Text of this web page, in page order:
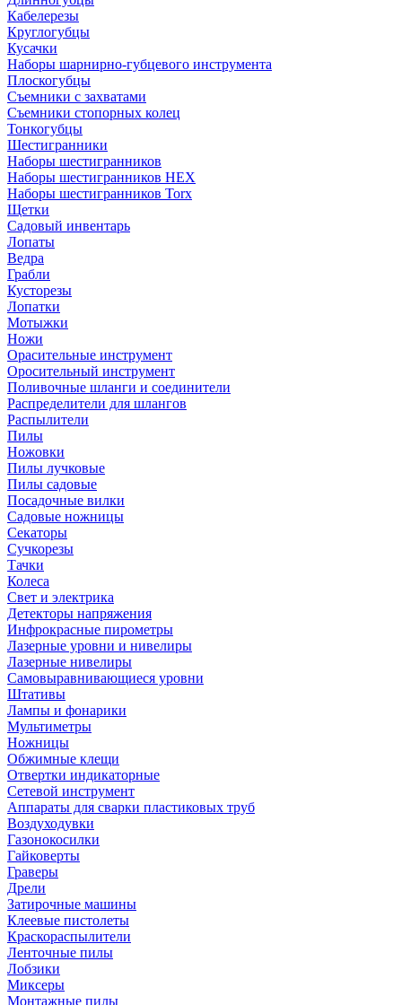
Кабелерезы
Круглогубцы
Кусачки
Наборы шарнирно-губцевого инструмента
Плоскогубцы
Съемники с захватами
Съемники стопорных колец
Тонкогубцы
Шестигранники
Наборы шестигранников
Наборы шестигранников HEX
Наборы шестигранников Torx
Щетки
Садовый инвентарь
Лопаты
Ведра
Грабли
Кусторезы
Лопатки
Мотыжки
Ножи
Орасительные инструмент
Оросительный инструмент
Поливочные шланги и соединители
Распределители для шлангов
Распылители
Пилы
Ножовки
Пилы лучковые
Пилы садовые
Посадочные вилки
Садовые ножницы
Секаторы
Сучкорезы
Тачки
Колеса
Свет и электрика
Детекторы напряжения
Инфрокрасные пирометры
Лазерные уровни и нивелиры
Лазерные нивелиры
Самовыравнивающиеся уровни
Штативы
Лампы и фонарики
Мультиметры
Ножницы
Обжимные клещи
Отвертки индикаторные
Сетевой инструмент
Аппараты для сварки пластиковых труб
Воздуходувки
Газонокосилки
Гайковерты
Граверы
Дрели
Затирочные машины
Клеевые пистолеты
Краскораспылители
Ленточные пилы
Лобзики
Миксеры
Монтажные пилы